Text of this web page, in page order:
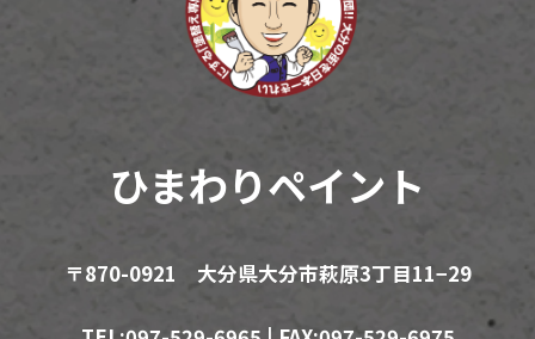
ひまわりペイント
〒870-0921 大分県大分市萩原3丁目11−29